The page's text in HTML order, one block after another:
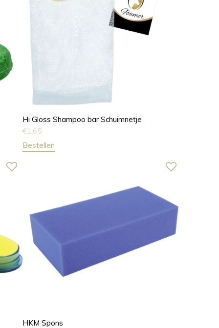
Hi Gloss Shampoo bar Schuimnetje
€1,65
Bestellen
HKM Spons